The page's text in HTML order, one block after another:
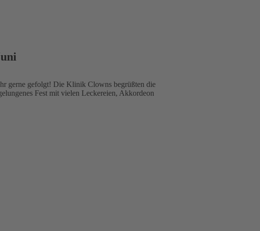
gerne gefolgt! Die Klinik Clowns begrüßten die
Fest mit vielen Leckereien, Akkordeon